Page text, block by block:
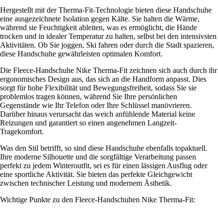
Hergestellt mit der Therma-Fit-Technologie bieten diese Handschuhe
eine ausgezeichnete Isolation gegen Kälte. Sie halten die Wärme,
während sie Feuchtigkeit ableiten, was es ermöglicht, die Hände
trocken und in idealer Temperatur zu halten, selbst bei den intensivsten
Aktivitäten. Ob Sie joggen, Ski fahren oder durch die Stadt spazieren,
diese Handschuhe gewährleisten optimalen Komfort.
Die Fleece-Handschuhe Nike Therma-Fit zeichnen sich auch durch ihr
ergonomisches Design aus, das sich an die Handform anpasst. Dies
sorgt für hohe Flexibilität und Bewegungsfreiheit, sodass Sie sie
problemlos tragen können, während Sie Ihre persönlichen
Gegenstände wie Ihr Telefon oder Ihre Schlüssel manövrieren.
Darüber hinaus verursacht das weich anfühlende Material keine
Reizungen und garantiert so einen angenehmen Langzeit-
Tragekomfort.
Was den Stil betrifft, so sind diese Handschuhe ebenfalls topaktuell.
Ihre moderne Silhouette und die sorgfältige Verarbeitung passen
perfekt zu jedem Winteroutfit, sei es für einen lässigen Ausflug oder
eine sportliche Aktivität. Sie bieten das perfekte Gleichgewicht
zwischen technischer Leistung und modernem Ästhetik.
Wichtige Punkte zu den Fleece-Handschuhen Nike Therma-Fit: